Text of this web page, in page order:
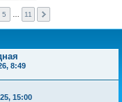
5 11
8:49
15:00